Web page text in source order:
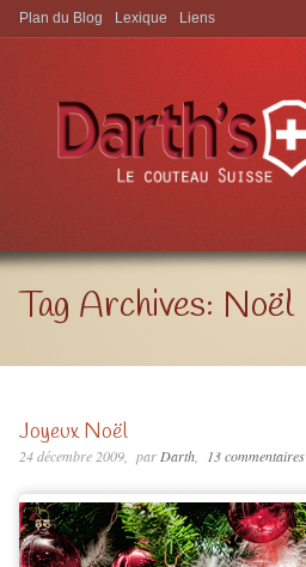
Aller à:
Plan du Blog Lexique Liens
Tag Archives: Noël
Joyeux Noël
24 décembre 2009 parDarth 13 commentaires